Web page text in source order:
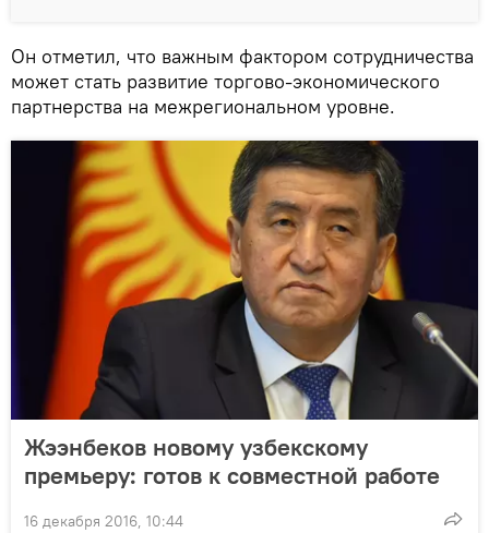
Он отметил, что важным фактором сотрудничества
может стать развитие торгово-экономического
партнерства на межрегиональном уровне.
Жээнбеков новому узбекскому
премьеру: готов к совместной работе
16 декабря 2016, 10:44